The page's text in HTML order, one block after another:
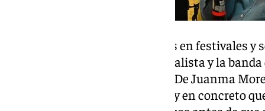
Sánchez ha visto a Los Planetas en festivales
vinculaciones entre el líder socialista y la
escena indie desde los años 90. De Juanma
vienen más de la ola ochentera y en concreto